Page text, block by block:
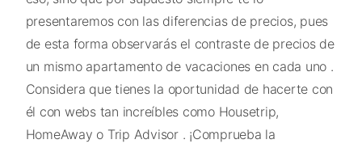
presentaremos con las diferencias de precios, pues
de esta forma observarás el contraste de precios de
un mismo apartamento de vacaciones en cada uno .
Considera que tienes la oportunidad de hacerte con
él con webs tan increíbles como Housetrip,
HomeAway o Trip Advisor . ¡Comprueba la